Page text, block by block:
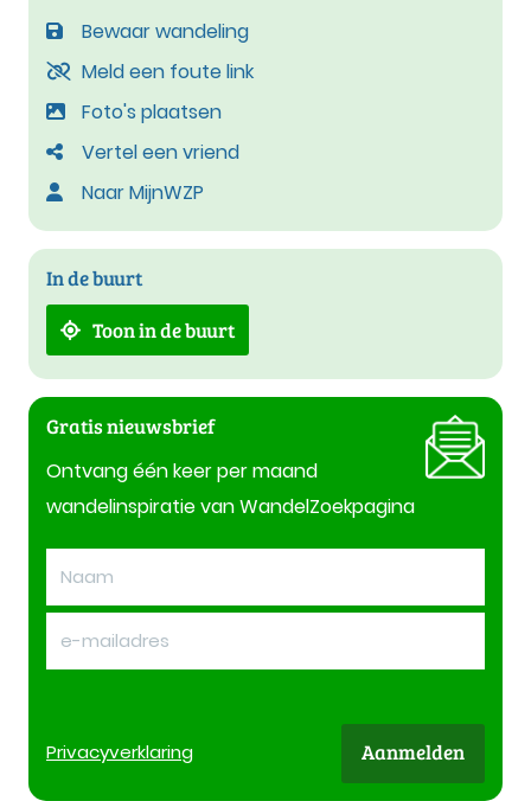
Bewaar wandeling
Meld een foute link
Foto's plaatsen
Vertel een vriend
Naar MijnWZP
In de buurt
Toon in de buurt
Gratis nieuwsbrief
Ontvang één keer per maand
wandelinspiratie van WandelZoekpagina
Privacyverklaring Aanmelden